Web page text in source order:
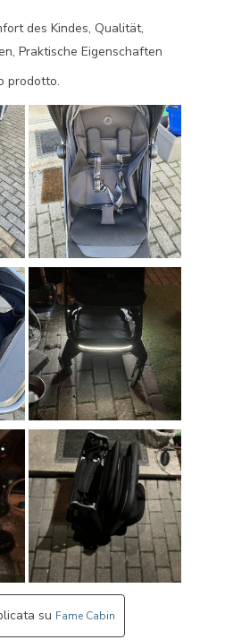
des Kindes, Qualität,
Praktische Eigenschaften
prodotto.
su Fame Cabin